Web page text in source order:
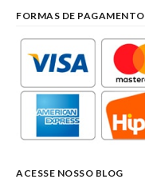
FORMAS DE PAGAMENTO
ACESSE NOSSO BLOG